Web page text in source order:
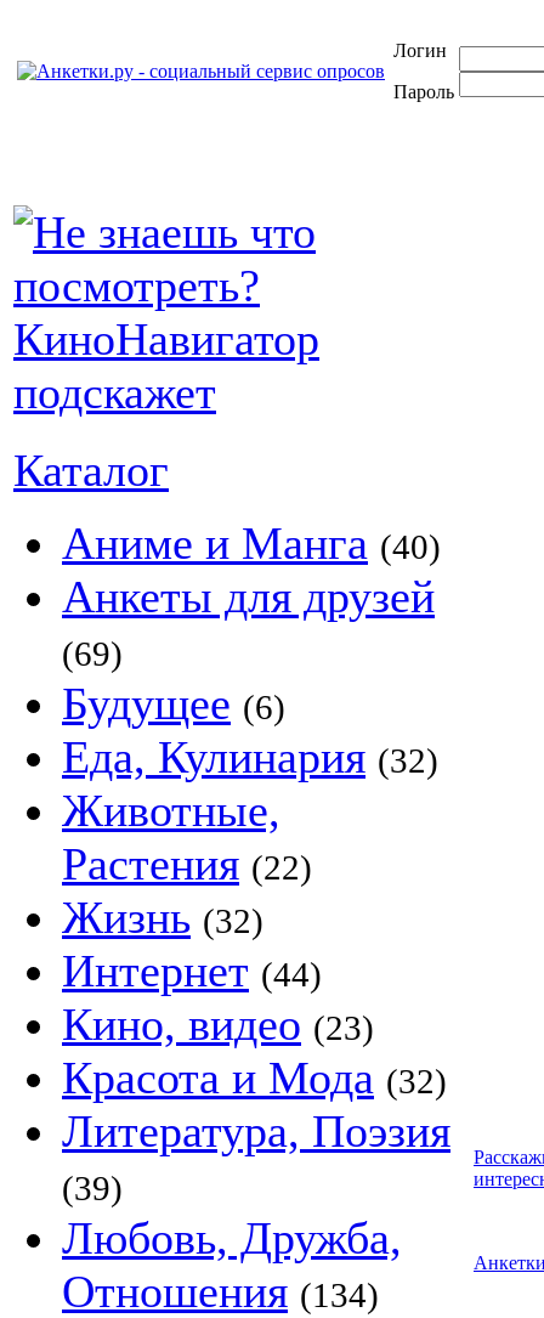
Логин
Пароль
Каталог
Аниме и Манга (40)
Анкеты для друзей
(69)
Будущее (6)
Еда, Кулинария (32)
Животные,
Растения (22)
Жизнь (32)
Интернет (44)
Кино, видео (23)
Красота и Мода (32)
Литература, Поэзия
(39)
Любовь, Дружба,
Отношения (134)